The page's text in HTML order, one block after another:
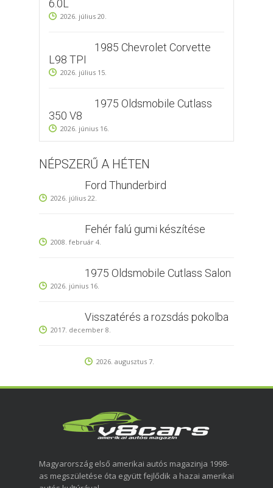
6.0L
2026. július 20.
1985 Chevrolet Corvette
L98 TPI
2026. július 15.
1975 Oldsmobile Cutlass
350 V8
2026. június 16.
NÉPSZERŰ A HÉTEN
Ford Thunderbird
2026. július 22.
Fehér falú gumi készítése
2008. február 4.
1975 Oldsmobile Cutlass Salon
2026. június 16.
Visszatérés a rozsdás pokolba
2017. december 8.
2026. augusztus 7.
Magyarország első amerikai autós magazinja 1998-
as megszületése óta együtt fejlődik a hazai amerikai